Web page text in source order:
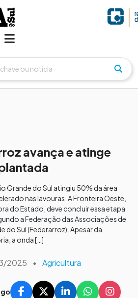
avança e atinge
Grande do Sul atingiu 50% da área
nas lavouras. A Fronteira Oeste,
do Estado, deve concluir essa etapa
a Federação das Associações de
do Sul (Federarroz). Apesar da
a onda […]
2025 • Agricultura